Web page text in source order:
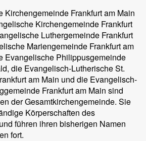
Kirchengemeinde Frankfurt am Main
Kirchengemeinde Frankfurt
Luthergemeinde Frankfurt
Mariengemeinde Frankfurt am
Evangelische Philippusgemeinde
die Evangelisch-Lutherische St.
am Main und die Evangelisch-
Frankfurt am Main sind
der Gesamtkirchengemeinde. Sie
Körperschaften des
führen ihren bisherigen Namen
fort.